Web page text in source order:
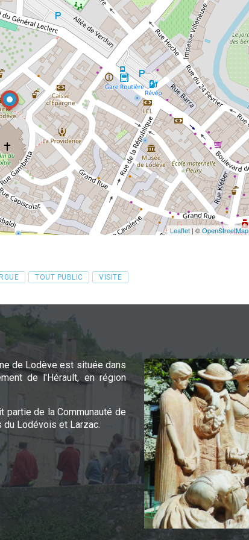
Leaflet | ©OpenStreetMap
TOUT PUBLIC VISITE
de Lodève est située dans
de l'Hérault, en région
partie de la Communauté de
du Lodévois et Larzac.